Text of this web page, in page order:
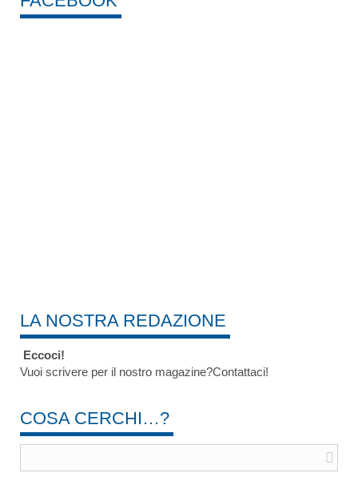
LA NOSTRA REDAZIONE
Eccoci!
Vuoi scrivere per il nostro magazine?Contattaci!
COSA CERCHI…?